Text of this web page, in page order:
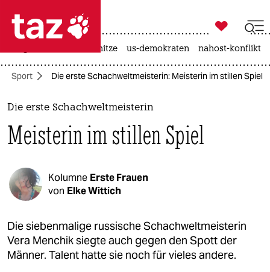
 taz zahl ich
taz zahl ich
themen
politik
öko
gesellschaft
kultur
sport

taz zahl ich
hitze us-demokraten nahost-konflikt
Sport Die erste Schachweltmeisterin: Meisterin im stillen Spiel
Die erste Schachweltmeisterin
Meisterin im stillen Spiel
Kolumne Erste Frauen
von Elke Wittich
Die siebenmalige russische Schachweltmeisterin
Vera Menchik siegte auch gegen den Spott der
Männer. Talent hatte sie noch für vieles andere.